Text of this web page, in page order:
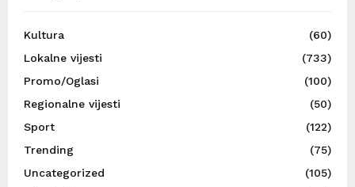
Kultura
(60)
Lokalne vijesti
(733)
Promo/Oglasi
(100)
Regionalne vijesti
(50)
Sport
(122)
Trending
(75)
Uncategorized
(105)